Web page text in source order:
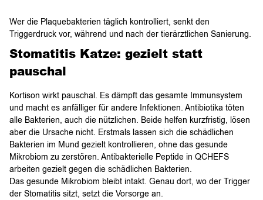
Wer die Plaquebakterien täglich kontrolliert, senkt den
Triggerdruck vor, während und nach der tierärztlichen Sanierung.
Stomatitis Katze: gezielt statt
pauschal
Kortison wirkt pauschal. Es dämpft das gesamte Immunsystem
und macht es anfälliger für andere Infektionen. Antibiotika töten
alle Bakterien, auch die nützlichen. Beide helfen kurzfristig, lösen
aber die Ursache nicht. Erstmals lassen sich die schädlichen
Bakterien im Mund gezielt kontrollieren, ohne das gesunde
Mikrobiom zu zerstören. Antibakterielle Peptide in QCHEFS
arbeiten gezielt gegen die schädlichen Bakterien.
Das gesunde Mikrobiom bleibt intakt. Genau dort, wo der Trigger
der Stomatitis sitzt, setzt die Vorsorge an.